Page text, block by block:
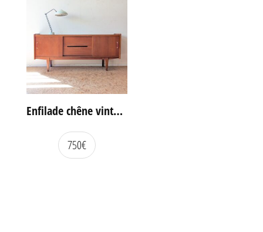
Enfilade chêne vintage portes coulissantes
750€